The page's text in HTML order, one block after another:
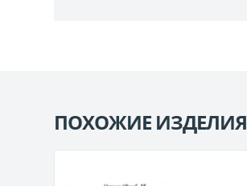
ПОХОЖИЕ ИЗДЕЛИЯ